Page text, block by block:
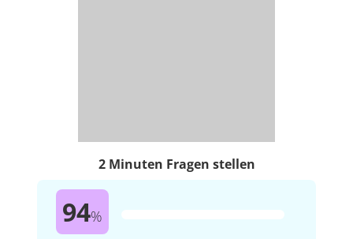
2 Minuten Fragen stellen
94%